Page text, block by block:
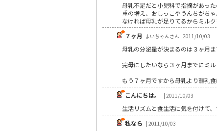
母乳不足だと小児科で指摘があっ
重の増え、おしっこやうんちがち
なければ母乳が足りてるからミル
７ヶ月 まいちゃんさん | 2011/10/03
母乳の分泌量が決まるのは３ヶ月ま
完母にしたいなら３ヶ月までにミ
もう７ヶ月ですから母乳より離乳
こんにちは。
| 2011/10/03
生活リズムと食生活に気を付けて
私なら | 2011/10/03